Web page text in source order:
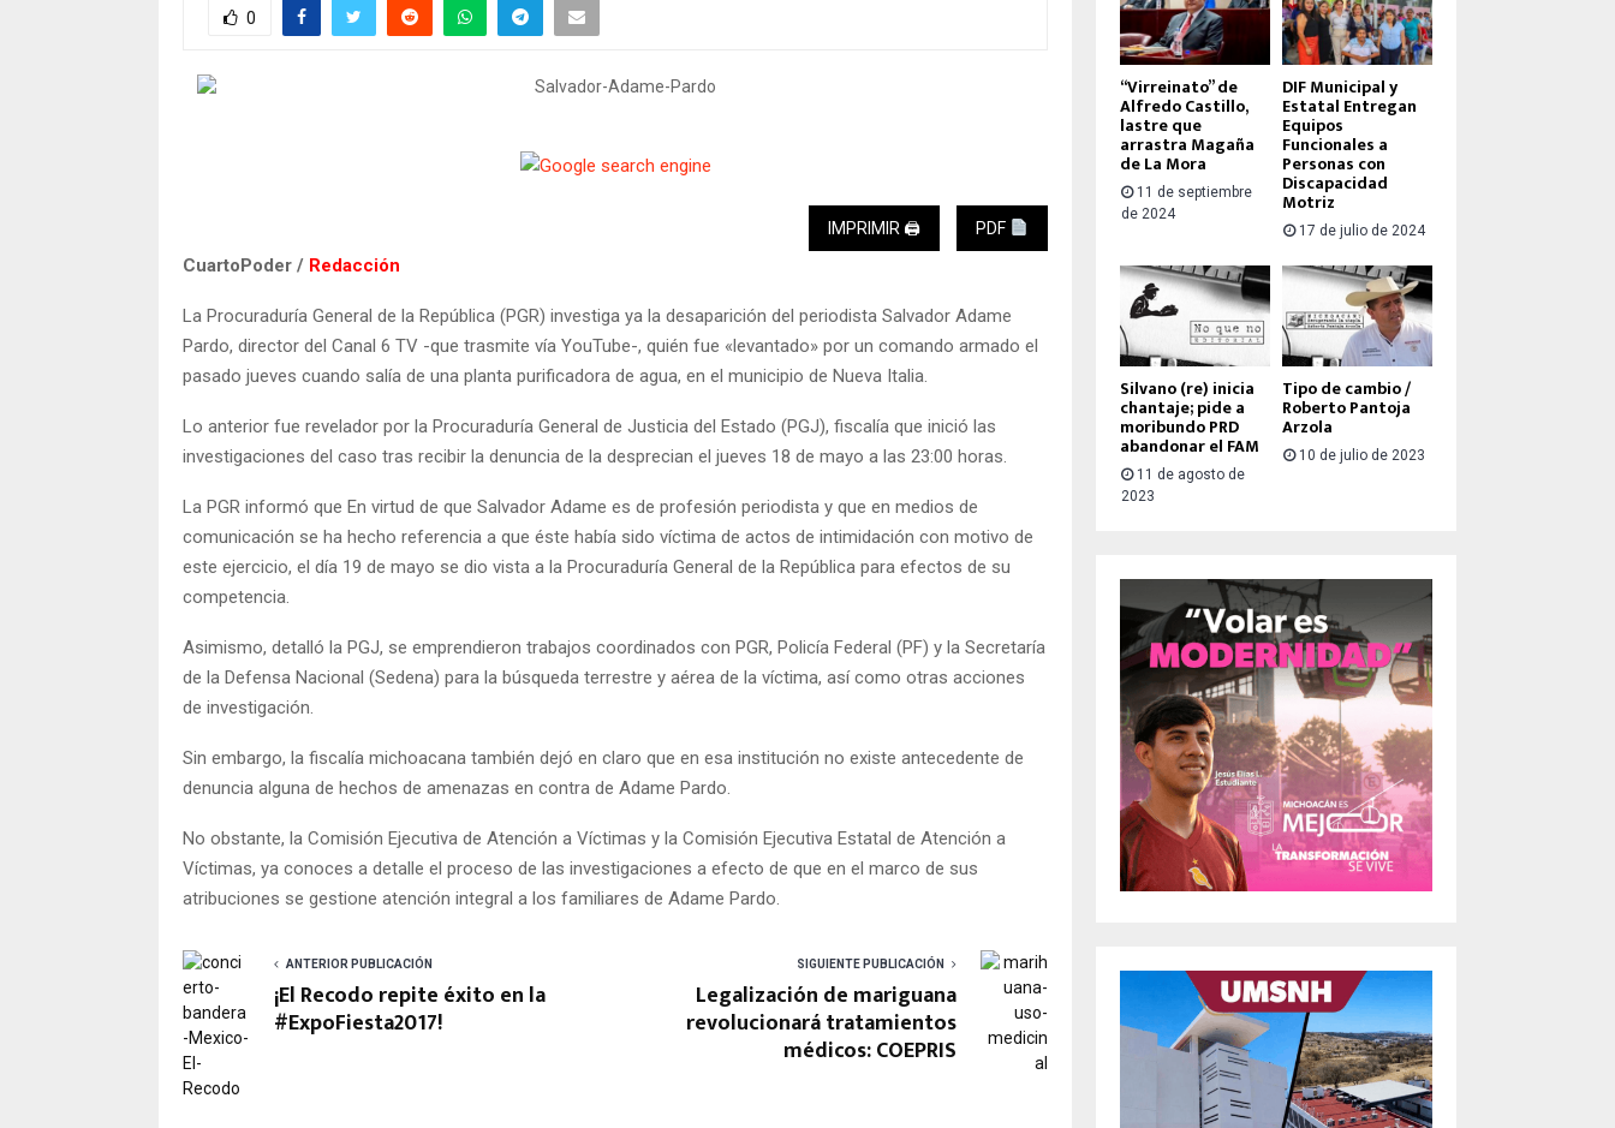
0
IMPRIMIR 🖨 PDF
CuartoPoder / Redacción
La Procuraduría General de la República (PGR) investiga ya la desaparición del periodista Salvador Adame
Pardo, director del Canal 6 TV -que trasmite vía YouTube-, quién fue «levantado» por un comando armado el
pasado jueves cuando salía de una planta purificadora de agua, en el municipio de Nueva Italia.
Lo anterior fue revelador por la Procuraduría General de Justicia del Estado (PGJ), fiscalía que inició las
investigaciones del caso tras recibir la denuncia de la desprecian el jueves 18 de mayo a las 23:00 horas.
La PGR informó que En virtud de que Salvador Adame es de profesión periodista y que en medios de
comunicación se ha hecho referencia a que éste había sido víctima de actos de intimidación con motivo de
este ejercicio, el día 19 de mayo se dio vista a la Procuraduría General de la República para efectos de su
competencia.
Asimismo, detalló la PGJ, se emprendieron trabajos coordinados con PGR, Policía Federal (PF) y la Secretaría
de la Defensa Nacional (Sedena) para la búsqueda terrestre y aérea de la víctima, así como otras acciones
de investigación.
Sin embargo, la fiscalía michoacana también dejó en claro que en esa institución no existe antecedente de
denuncia alguna de hechos de amenazas en contra de Adame Pardo.
No obstante, la Comisión Ejecutiva de Atención a Víctimas y la Comisión Ejecutiva Estatal de Atención a
Víctimas, ya conoces a detalle el proceso de las investigaciones a efecto de que en el marco de sus
atribuciones se gestione atención integral a los familiares de Adame Pardo.
ANTERIOR PUBLICACIÓN
¡El Recodo repite éxito en la
#ExpoFiesta2017!
SIGUIENTE PUBLICACIÓN
Legalización de mariguana
revolucionará tratamientos
médicos: COEPRIS
“Virreinato” de
Alfredo Castillo,
lastre que
arrastra Magaña
de La Mora
11 de septiembre
de 2024
DIF Municipal y
Estatal Entregan
Equipos
Funcionales a
Personas con
Discapacidad
Motriz
17 de julio de 2024
Silvano (re) inicia
chantaje; pide a
moribundo PRD
abandonar el FAM
11 de agosto de
2023
Tipo de cambio /
Roberto Pantoja
Arzola
10 de julio de 2023